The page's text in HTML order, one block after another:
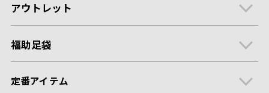
アウトレット
福助足袋
定番アイテム